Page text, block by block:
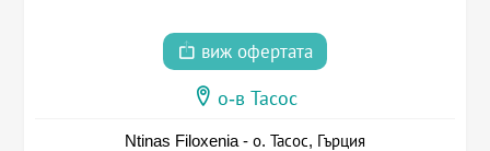
виж офертата
о-в Тасос
Ntinas Filoxenia - о. Тасос, Гърция